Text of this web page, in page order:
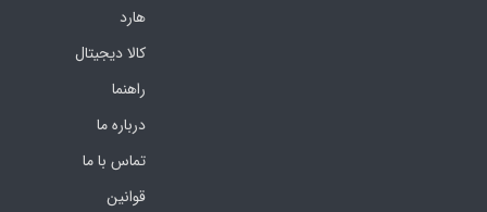
هارد
کالا دیجیتال
راهنما
درباره ما
تماس با ما
قوانین